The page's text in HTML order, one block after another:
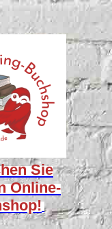
Sie
Online-